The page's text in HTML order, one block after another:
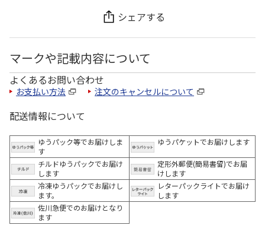
シェアする
マークや記載内容について
よくあるお問い合わせ
お支払い方法 注文のキャンセルについて
配送情報について
ゆうパック等でお届けしま
す
ゆうパケットでお届けします
チルドゆうパックでお届け
します
定形外郵便(簡易書留)でお届
けします
冷凍ゆうパックでお届けし
ます。
レターパックライトでお届け
します
佐川急便でのお届けとなり
ます